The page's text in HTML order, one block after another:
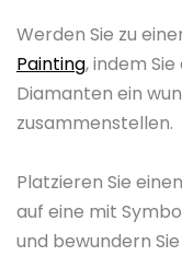
Werden Sie zu
Painting, indem
Diamanten ein
zusammenstellen.
Platzieren Sie
auf eine mit
und bewundern
5
Sternen.